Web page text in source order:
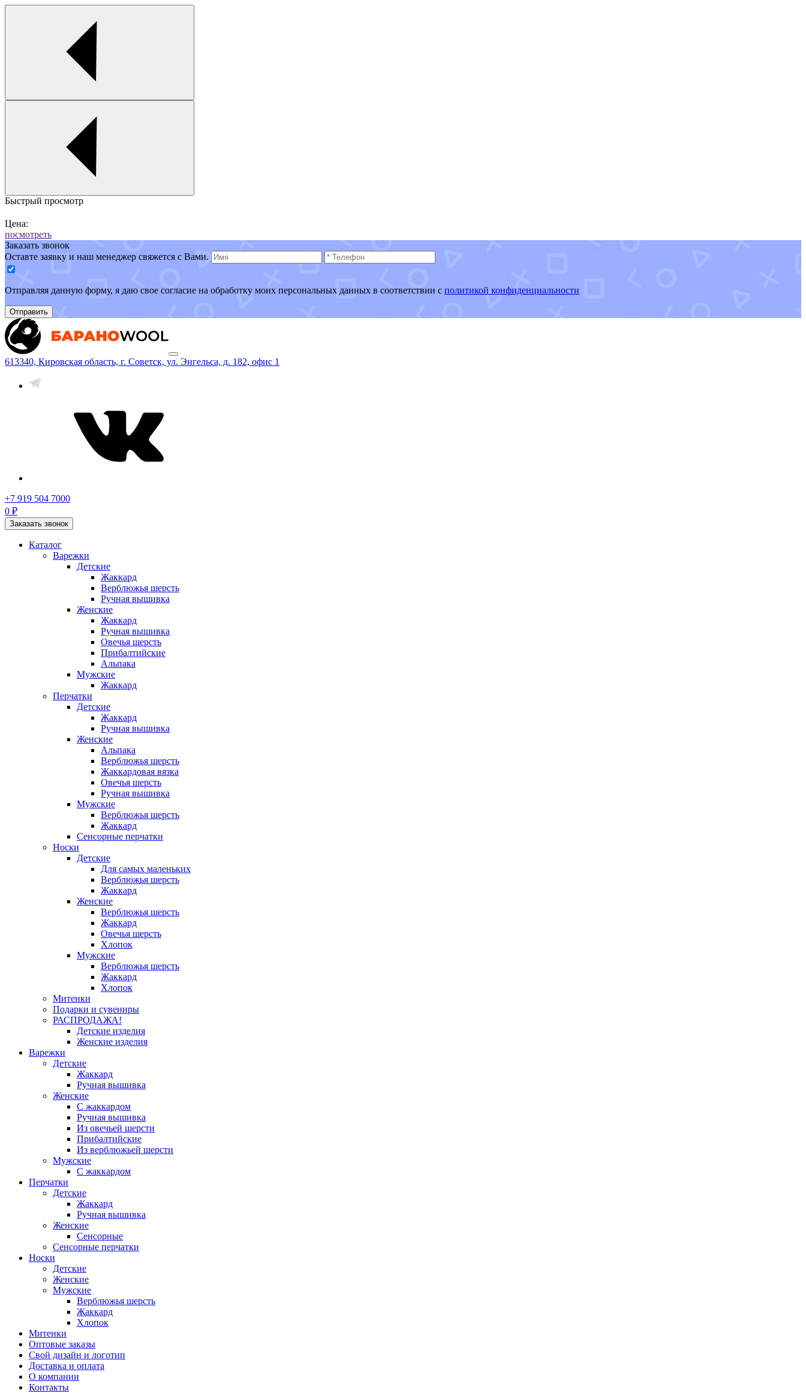
Быстрый просмотр
Цена:
посмотреть
Заказать звонок
Оставте заявку и наш менеджер свяжется с Вами.
Отправляя данную форму, я даю свое согласие на обработку моих персональных данных в соответствии с политикой конфиденциальности
Отправить
613340, Кировская область, г. Советск, ул. Энгельса, д. 182, офис 1
+7 919 504 7000
0 ₽
Заказать звонок
Каталог
Варежки
Детские
Жаккард
Верблюжья шерсть
Ручная вышивка
Женские
Жаккард
Ручная вышивка
Овечья шерсть
Прибалтийские
Альпака
Мужские
Жаккард
Перчатки
Детские
Жаккард
Ручная вышивка
Женские
Альпака
Верблюжья шерсть
Жаккардовая вязка
Овечья шерсть
Ручная вышивка
Мужские
Верблюжья шерсть
Жаккард
Сенсорные перчатки
Носки
Детские
Для самых маленьких
Верблюжья шерсть
Жаккард
Женские
Верблюжья шерсть
Жаккард
Овечья шерсть
Хлопок
Мужские
Верблюжья шерсть
Жаккард
Хлопок
Митенки
Подарки и сувениры
РАСПРОДАЖА!
Детские изделия
Женские изделия
Варежки
Детские
Жаккард
Ручная вышивка
Женские
С жаккардом
Ручная вышивка
Из овечьей шерсти
Прибалтийские
Из верблюжьей шерсти
Мужские
С жаккардом
Перчатки
Детские
Жаккард
Ручная вышивка
Женские
Сенсорные
Сенсорные перчатки
Носки
Детские
Женские
Мужские
Верблюжья шерсть
Жаккард
Хлопок
Митенки
Оптовые заказы
Свой дизайн и логотип
Доставка и оплата
О компании
Контакты